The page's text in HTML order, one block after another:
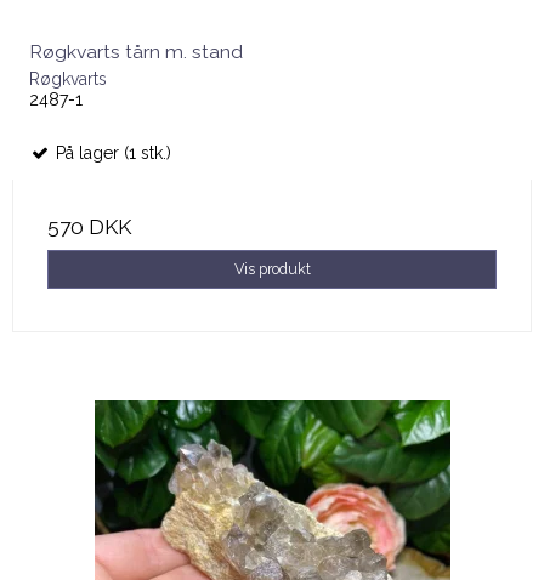
Røgkvarts tårn m. stand
Røgkvarts
2487-1
På lager (1 stk.)
570 DKK
Vis produkt